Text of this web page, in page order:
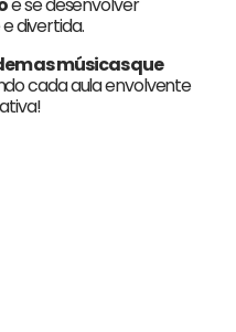
divertida.
as músicas que
cada aula envolvente